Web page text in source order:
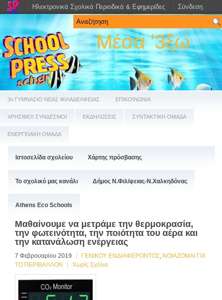
Μέσα '3ξω
3ο ΓΥΜΝΑΣΙΟ ΝΕΑΣ ΦΙΛΑΔΕΛΦΕΙΑΣ ΕΠΙΚΟΙΝΩΝΙΑ
ΧΡΗΣΙΜΟΙ ΣΥΝΔΕΣΜΟΙ ΕΚΔΗΛΩΣΕΙΣ ΣΥΝΤΑΚΤΙΚΗ ΟΜΑΔΑ
ΕΝΕΡΓΕΙΑΚΗ ΟΜΑΔΑ
Ιστοσελίδα σχολείου Χάρτης πρόσβασης
Το σχολικό μας κανάλι Δήμος Ν.Φιλ/φειας-Ν.Χαλκηδόνας
Athens Eco Schools
Μαθαίνουμε να μετράμε την θερμοκρασία,
την φωτεινότητα, την ποιότητα του αέρα και
την κατανάλωση ενέργειας
7 Φεβρουαρίου 2019 ΓΕΝΙΚΟΥ ΕΝΔΙΑΦΕΡΟΝΤΟΣ, ΝΟΙΑΖΟΜΑΙ ΓΙΑ
ΤΟ ΠΕΡΙΒΑΛΛΟΝ
Χωρίς Σχόλια
Ηλεκτρονικά Σχολικά Περιοδικά & Εφημερίδες Σύνδεση